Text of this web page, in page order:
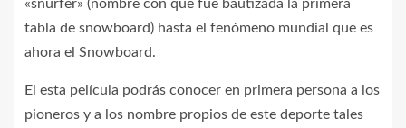
«snurfer» (nombre con que fue bautizada la primera
tabla de snowboard) hasta el fenómeno mundial que es
ahora el Snowboard.
El esta película podrás conocer en primera persona a los
pioneros y a los nombre propios de este deporte tales